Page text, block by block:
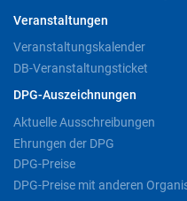
Veranstaltungen
Veranstaltungskalender
DB-Veranstaltungsticket
DPG-Auszeichnungen
Aktuelle Ausschreibungen
Ehrungen der DPG
DPG-Preise
DPG-Preise mit anderen